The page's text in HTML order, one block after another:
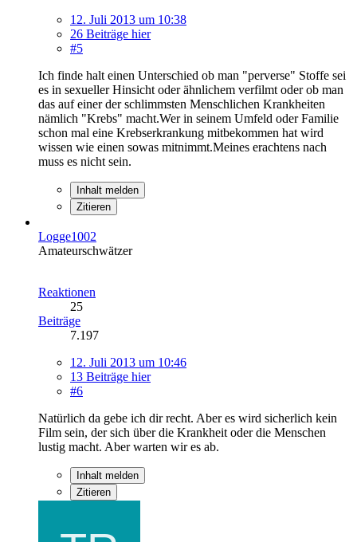
12. Juli 2013 um 10:38
26 Beiträge hier
#5
Ich finde halt einen Unterschied ob man "perverse" Stoffe sei
es in sexueller Hinsicht oder ähnlichem verfilmt oder ob man
das auf einer der schlimmsten Menschlichen Krankheiten
nämlich "Krebs" macht.Wer in seinem Umfeld oder Familie
schon mal eine Krebserkrankung mitbekommen hat wird
wissen wie einen sowas mitnimmt.Meines erachtens nach
muss es nicht sein.
Inhalt melden
Zitieren
Logge1002
Amateurschwätzer
Reaktionen
25
Beiträge
7.197
12. Juli 2013 um 10:46
13 Beiträge hier
#6
Natürlich da gebe ich dir recht. Aber es wird sicherlich kein
Film sein, der sich über die Krankheit oder die Menschen
lustig macht. Aber warten wir es ab.
Inhalt melden
Zitieren